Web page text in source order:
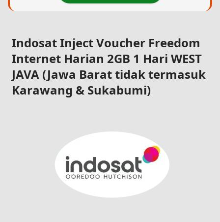
Indosat Inject Voucher Freedom
Internet Harian 2GB 1 Hari WEST
JAVA (Jawa Barat tidak termasuk
Karawang & Sukabumi)